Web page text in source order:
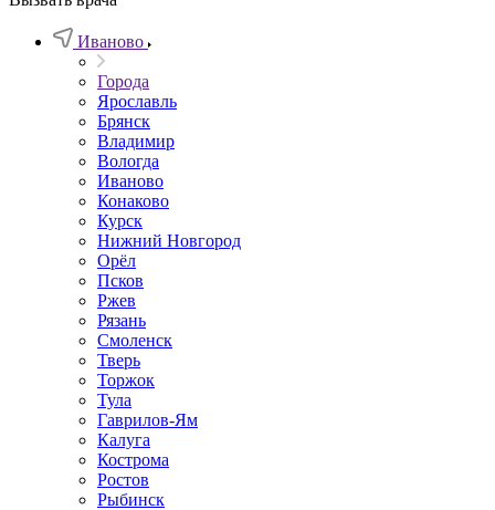
Иваново
Города
Ярославль
Брянск
Владимир
Вологда
Иваново
Конаково
Курск
Нижний Новгород
Орёл
Псков
Ржев
Рязань
Смоленск
Тверь
Торжок
Тула
Гаврилов-Ям
Калуга
Кострома
Ростов
Рыбинск